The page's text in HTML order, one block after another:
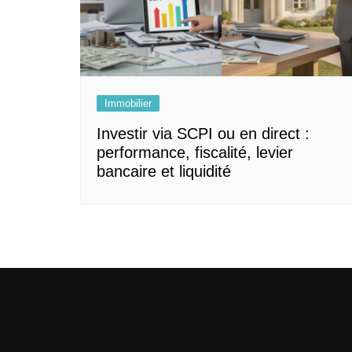
Immobilier
Investir via SCPI ou en direct :
performance, fiscalité, levier
bancaire et liquidité